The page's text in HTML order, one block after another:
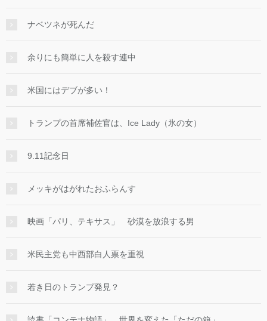
ナベツネが死んだ
余りにも簡単に人を殺す連中
米国にはデブが多い！
トランプの首席補佐官は、Ice Lady（氷の女）
9.11記念日
メッキがはがれたおふらんす
映画「パリ、テキサス」 砂漠を放浪する男
米民主党も中西部白人票を重視
若き日のトランプ発見？